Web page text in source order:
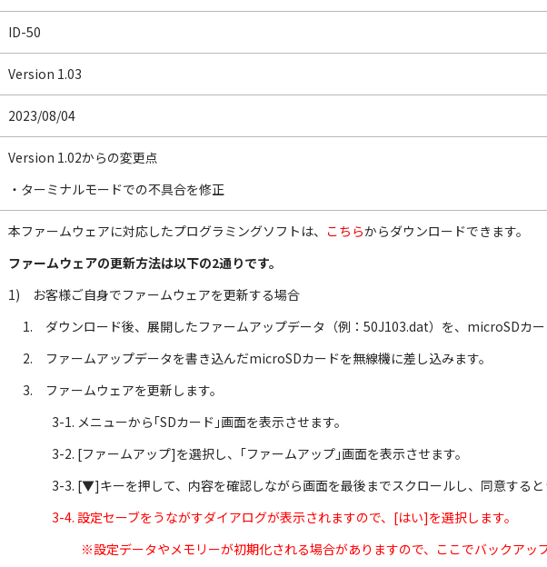
ID-50
Version 1.03
2023/08/04
Version 1.02からの変更点
・ターミナルモードでの不具合を修正
本ファームウェアに対応したプログラミングソフトは、 こちらからダウンロードできます。
ファームウェアの更新方法は以下の2通りです。
1) お客様ご自身でファームウェアを更新する場合
1. ダウンロード後、展開したファームアップデータ（例：50J103.dat）を、microSDカー
2. ファームアップデータを書き込んだmicroSDカードを無線機に差し込みます。
3. ファームウェアを更新します。
3-1. メニューから｢SDカード｣画面を表示させます。
3-2. [ファームアップ]を選択し、｢ファームアップ｣画面を表示させます。
3-3. [▼]キーを押して、内容を確認しながら画面を最後までスクロールし、同意すると
3-4. 設定セーブをうながすダイアログが表示されますので、[はい]を選択します。
※設定データやメモリーが初期化される場合がありますので、ここでバックアッ